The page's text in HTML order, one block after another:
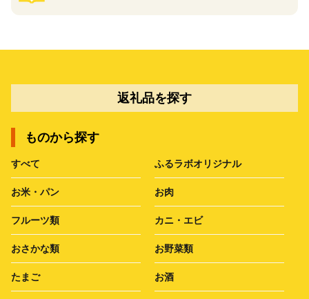
返礼品を探す
ものから探す
すべて ふるラボオリジナル
お米・パン お肉
フルーツ類 カニ・エビ
おさかな類 お野菜類
たまご お酒